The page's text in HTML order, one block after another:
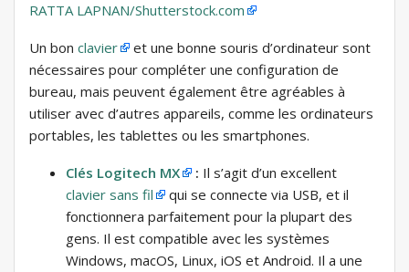
RATTA LAPNAN/Shutterstock.com
Un bon clavier
et une bonne souris d’ordinateur sont
nécessaires pour compléter une configuration de
bureau, mais peuvent également être agréables à
utiliser avec d’autres appareils, comme les ordinateurs
portables, les tablettes ou les smartphones.
Clés Logitech MX : Il s’agit d’un excellent
clavier sans fil
qui se connecte via USB, et il
fonctionnera parfaitement pour la plupart des
gens. Il est compatible avec les systèmes
Windows, macOS, Linux, iOS et Android. Il a une